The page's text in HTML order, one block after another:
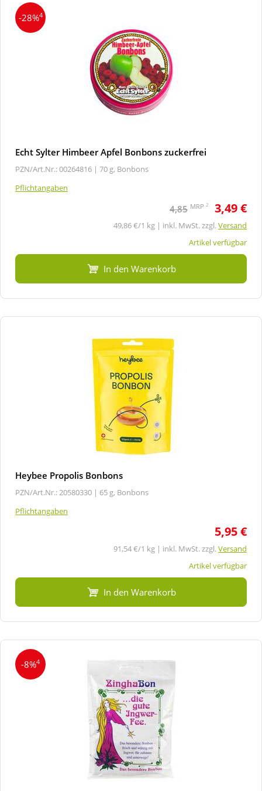
-28%4
Echt Sylter Himbeer Apfel Bonbons zuckerfrei
PZN/Art.Nr.: 00264816 | 70 g, Bonbons
Pflichtangaben
4,85 MRP 2 3,49 €
49,86 €/1 kg | inkl. MwSt. zzgl.Versand
Artikel verfügbar
In den Warenkorb
Heybee Propolis Bonbons
PZN/Art.Nr.: 20580330 | 65 g, Bonbons
Pflichtangaben
5,95 €
91,54 €/1 kg | inkl. MwSt. zzgl.Versand
Artikel verfügbar
In den Warenkorb
-8%4